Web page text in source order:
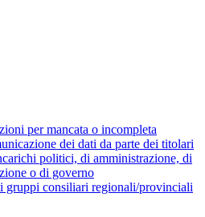
per mancata o incompleta
dei dati da parte dei titolari
politici, di amministrazione, di
o di governo
gruppi consiliari regionali/provinciali